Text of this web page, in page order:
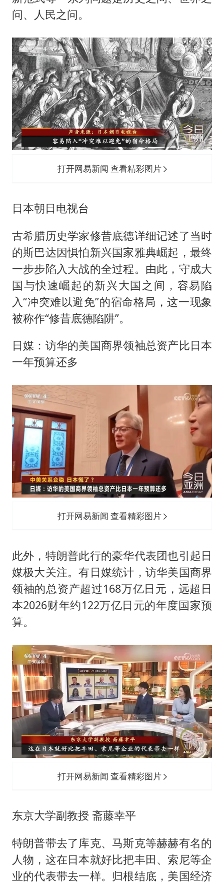
问、人民之问。
打开网易新闻 查看精彩图片
日本朝日电视台
古希腊历史学家修昔底德详细记述了当时
的斯巴达因惧怕新兴国家雅典崛起，最终
一步步陷入大战的全过程。由此，守成大
国与快速崛起的新兴大国之间，容易陷
入“冲突难以避免”的宿命格局，这一现象
被称作“修昔底德陷阱”。
日媒：访华的美国商界领袖总资产比日本
一年预算还多
打开网易新闻 查看精彩图片
此外，特朗普此行的豪华代表团也引起日
媒极大关注。有日媒统计，访华美国商界
领袖的总资产超过168万亿日元，远超日
本2026财年约122万亿日元的年度国家预
算。
打开网易新闻 查看精彩图片
东京大学副教授 斋藤幸平
特朗普带去了库克、马斯克等赫赫有名的
人物，这在日本就好比把丰田、索尼等企
业的代表带去一样。归根结底，美国经济